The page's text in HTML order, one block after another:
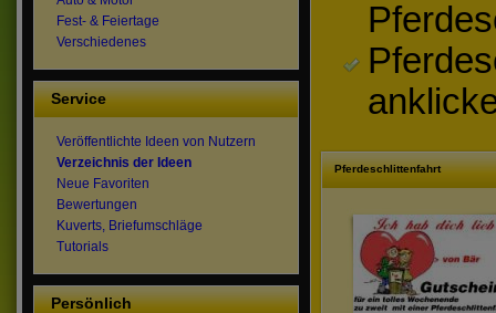
Pferdeschlittenfahrt
Fest- & Feiertage
Verschiedenes
Service
Veröffentlichte Ideen von Nutzern
Verzeichnis der Ideen
Neue Favoriten
Bewertungen
Kuverts, Briefumschläge
Tutorials
Persönlich